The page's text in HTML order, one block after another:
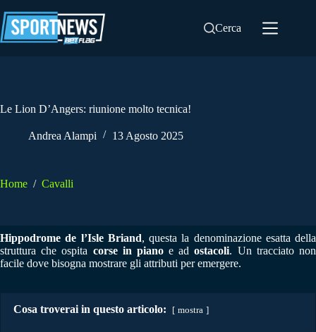
al
contenuto
Cerca
Le Lion D’Angers: riunione molto tecnica!
Andrea Alampi 13 Agosto 2025
Home / Cavalli
Hippodrome de l’Isle Briand, questa la denominazione esatta della
struttura che ospita corse in pianoe adostacoli. Un tracciato non
facile dove bisogna mostrare gli attributi per emergere.
Cosa troverai in questo articolo: mostra